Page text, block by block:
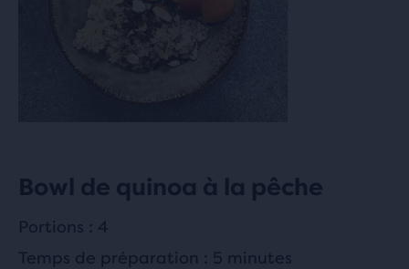
Bowl de quinoa à la pêche
Portions : 4
Temps de préparation : 5 minutes